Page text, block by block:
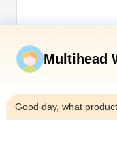
Multihead
Good day, what